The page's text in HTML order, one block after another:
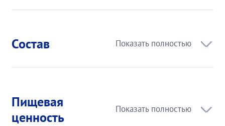
Состав
Пищевая
ценность